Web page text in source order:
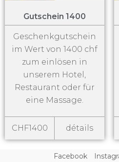
Gutschein 1400
Geschenkgutschein
im Wert von 1400 chf
zum einlösen in
unserem Hotel,
Restaurant oder für
eine Massage.
CHF1400 détails
Facebook